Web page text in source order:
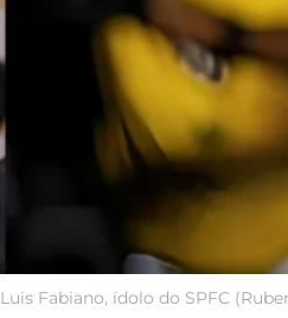
Luis Fabiano, ídolo do SPFC